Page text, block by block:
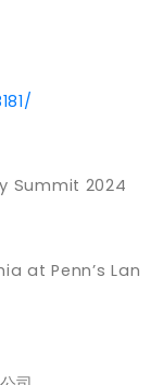
Summit 2024
at Penn’s Lan